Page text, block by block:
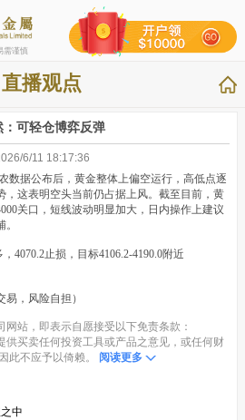
需谨慎
直播观点
：可轻仓博弈反弹
6/11 18:17:36
数据公布后，黄金整体上偏空运行，高低点逐
，这表明空头当前仍占据上风。截至目前，黄
关口，短线波动明显加大，日内操作上建议
4070.2止损，目标4106.2-4190.0附近
易，风险自担）
站，即表示自愿接受以下免责条款：
供买卖任何投资工具或产品之意见，或任何财
此不应予以倚赖。
阅读更多
中